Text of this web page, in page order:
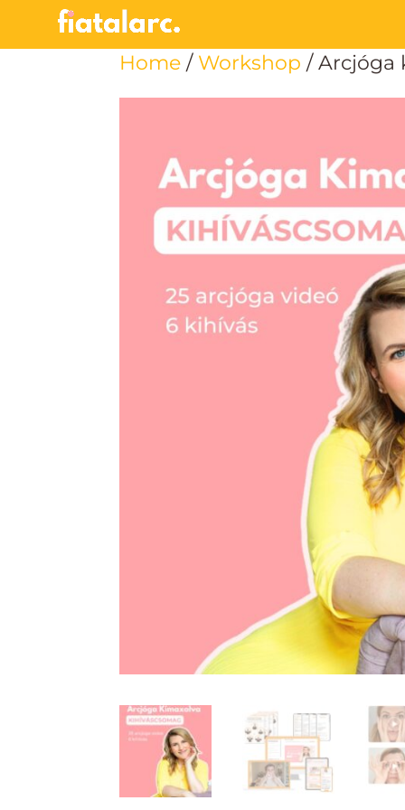
Home / Workshop / Arcjóga